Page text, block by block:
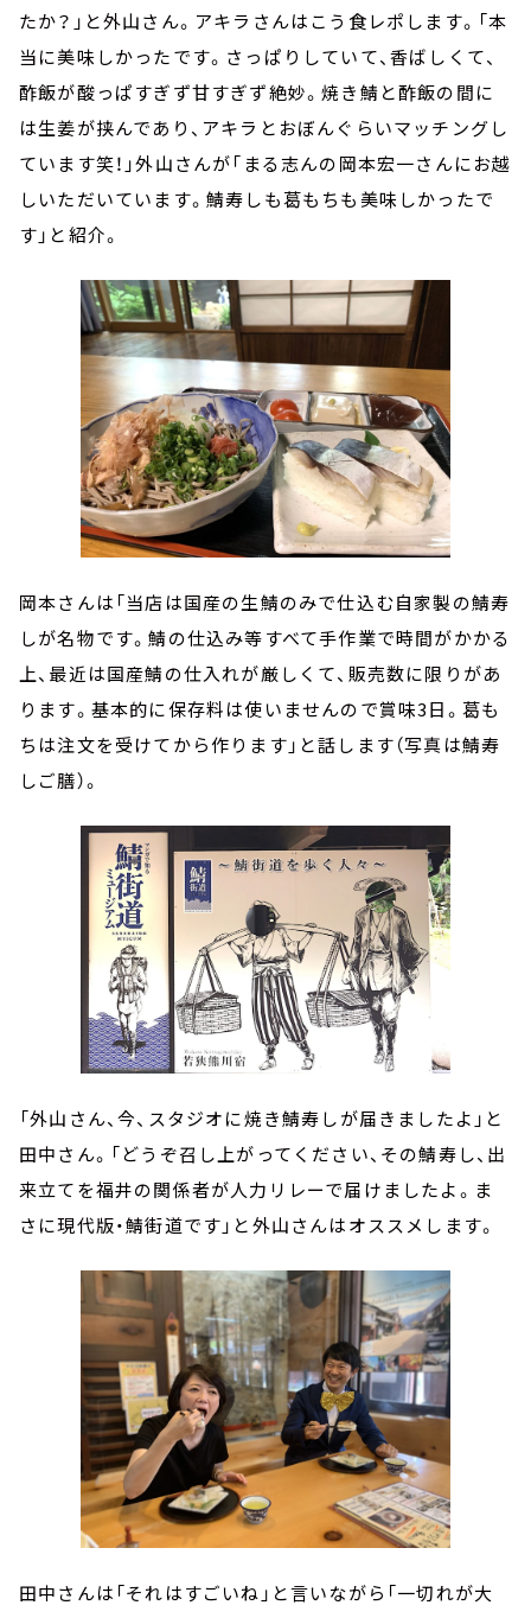
たか？」と外山さん。アキラさんはこう食レポします。「本
当に美味しかったです。さっぱりしていて、香ばしくて、
酢飯が酸っぱすぎず甘すぎず絶妙。焼き鯖と酢飯の間に
は生姜が挟んであり、アキラとおぼんぐらいマッチングし
ています笑！」外山さんが「まる志んの岡本宏一さんにお越
しいただいています。鯖寿しも葛もちも美味しかったで
す」と紹介。
岡本さんは「当店は国産の生鯖のみで仕込む自家製の鯖寿
しが名物です。鯖の仕込み等すべて手作業で時間がかかる
上、最近は国産鯖の仕入れが厳しくて、販売数に限りがあ
ります。基本的に保存料は使いませんので賞味3日。葛も
ちは注文を受けてから作ります」と話します（写真は鯖寿
しご膳）。
「外山さん、今、スタジオに焼き鯖寿しが届きましたよ」と
田中さん。「どうぞ召し上がってください、その鯖寿し、出
来立てを福井の関係者が人力リレーで届けましたよ。ま
さに現代版・鯖街道です」と外山さんはオススメします。
田中さんは「それはすごいね」と言いながら「一切れが大